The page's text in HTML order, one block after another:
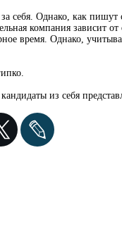
себя. Однако, как
компания зависит
время. Однако,
из себя